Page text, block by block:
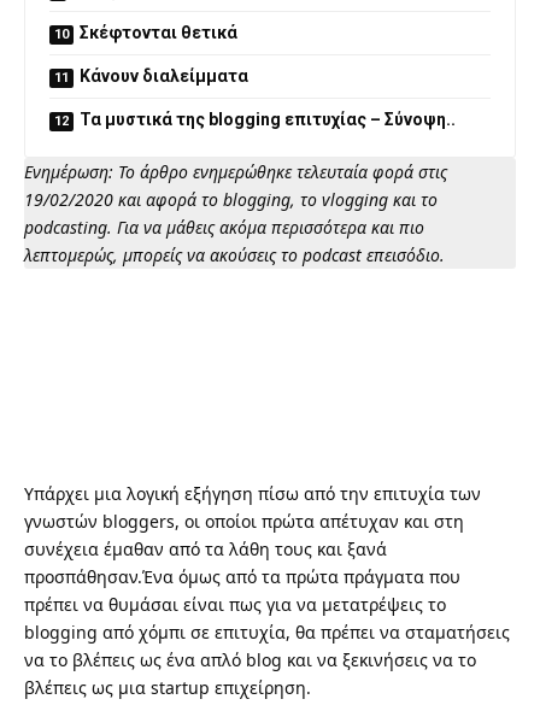
Σκέφτονται θετικά
Κάνουν διαλείμματα
Τα μυστικά της blogging επιτυχίας – Σύνοψη..
Ενημέρωση: Το άρθρο ενημερώθηκε τελευταία φορά στις
19/02/2020 και αφορά το blogging, το vlogging και το
podcasting. Για να μάθεις ακόμα περισσότερα και πιο
λεπτομερώς, μπορείς να ακούσεις το podcast επεισόδιο.
Υπάρχει μια λογική εξήγηση πίσω από την επιτυχία των
γνωστών bloggers, οι οποίοι πρώτα απέτυχαν και στη
συνέχεια έμαθαν από τα λάθη τους και ξανά
προσπάθησαν.Ένα όμως από τα πρώτα πράγματα που
πρέπει να θυμάσαι είναι πως για να μετατρέψεις το
blogging από χόμπι σε επιτυχία, θα πρέπει να σταματήσεις
να το βλέπεις ως ένα απλό blog και να ξεκινήσεις να το
βλέπεις ως μια startup επιχείρηση.